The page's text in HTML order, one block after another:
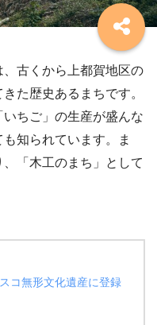
古くから上都賀地区の
た歴史あるまちです。
ちご」の生産が盛んな
知られています。ま
「木工のまち」として
コ無形文化遺産に登録